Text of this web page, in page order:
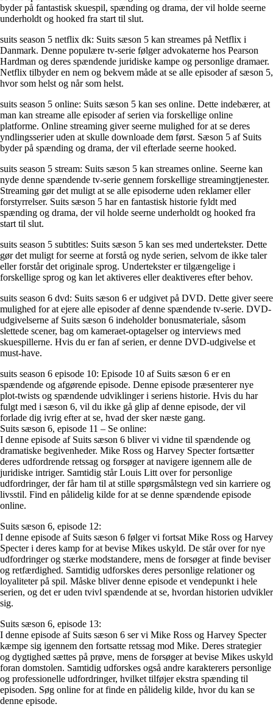
byder på fantastisk skuespil, spænding og drama, der vil holde seerne
underholdt og hooked fra start til slut.
suits season 5 netflix dk: Suits sæson 5 kan streames på Netflix i
Danmark. Denne populære tv-serie følger advokaterne hos Pearson
Hardman og deres spændende juridiske kampe og personlige dramaer.
Netflix tilbyder en nem og bekvem måde at se alle episoder af sæson 5,
hvor som helst og når som helst.
suits season 5 online: Suits sæson 5 kan ses online. Dette indebærer, at
man kan streame alle episoder af serien via forskellige online
platforme. Online streaming giver seerne mulighed for at se deres
yndlingsserier uden at skulle downloade dem først. Sæson 5 af Suits
byder på spænding og drama, der vil efterlade seerne hooked.
suits season 5 stream: Suits sæson 5 kan streames online. Seerne kan
nyde denne spændende tv-serie gennem forskellige streamingtjenester.
Streaming gør det muligt at se alle episoderne uden reklamer eller
forstyrrelser. Suits sæson 5 har en fantastisk historie fyldt med
spænding og drama, der vil holde seerne underholdt og hooked fra
start til slut.
suits season 5 subtitles: Suits sæson 5 kan ses med undertekster. Dette
gør det muligt for seerne at forstå og nyde serien, selvom de ikke taler
eller forstår det originale sprog. Undertekster er tilgængelige i
forskellige sprog og kan let aktiveres eller deaktiveres efter behov.
suits season 6 dvd: Suits sæson 6 er udgivet på DVD. Dette giver seere
mulighed for at ejere alle episoder af denne spændende tv-serie. DVD-
udgivelserne af Suits sæson 6 indeholder bonusmateriale, såsom
slettede scener, bag om kameraet-optagelser og interviews med
skuespillerne. Hvis du er fan af serien, er denne DVD-udgivelse et
must-have.
suits season 6 episode 10: Episode 10 af Suits sæson 6 er en
spændende og afgørende episode. Denne episode præsenterer nye
plot-twists og spændende udviklinger i seriens historie. Hvis du har
fulgt med i sæson 6, vil du ikke gå glip af denne episode, der vil
forlade dig ivrig efter at se, hvad der sker næste gang.
Suits sæson 6, episode 11 – Se online:
I denne episode af Suits sæson 6 bliver vi vidne til spændende og
dramatiske begivenheder. Mike Ross og Harvey Specter fortsætter
deres udfordrende retssag og forsøger at navigere igennem alle de
juridiske intriger. Samtidig står Louis Litt over for personlige
udfordringer, der får ham til at stille spørgsmålstegn ved sin karriere og
livsstil. Find en pålidelig kilde for at se denne spændende episode
online.
Suits sæson 6, episode 12:
I denne episode af Suits sæson 6 følger vi fortsat Mike Ross og Harvey
Specter i deres kamp for at bevise Mikes uskyld. De står over for nye
udfordringer og stærke modstandere, mens de forsøger at finde beviser
og retfærdighed. Samtidig udforskes deres personlige relationer og
loyaliteter på spil. Måske bliver denne episode et vendepunkt i hele
serien, og det er uden tvivl spændende at se, hvordan historien udvikler
sig.
Suits sæson 6, episode 13:
I denne episode af Suits sæson 6 ser vi Mike Ross og Harvey Specter
kæmpe sig igennem den fortsatte retssag mod Mike. Deres strategier
og dygtighed sættes på prøve, mens de forsøger at bevise Mikes uskyld
foran domstolen. Samtidig udforskes også andre karakterers personlige
og professionelle udfordringer, hvilket tilføjer ekstra spænding til
episoden. Søg online for at finde en pålidelig kilde, hvor du kan se
denne episode.